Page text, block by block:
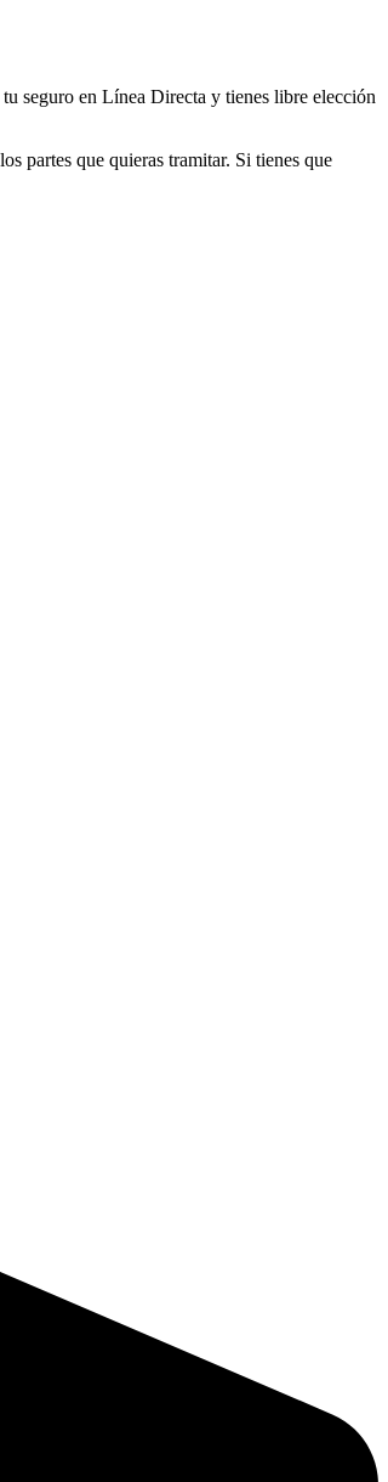
seguro en Línea Directa y tienes libre elección
partes que quieras tramitar. Si tienes que